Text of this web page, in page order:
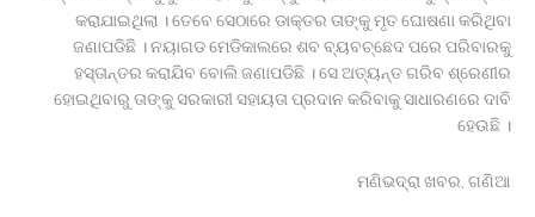
କରାଯାଇଥିଲା । ତେବେ ସେଠାରେ ଡାକ୍ତର ତାଙ୍କୁ ମୃତ ଘୋଷଣା କରିଥିବା
ଜଣାପଡିଛି । ନୟାଗଡ ମେଡିକାଲରେ ଶବ ବ୍ୟବଚ୍ଛେଦ ପରେ ପରିବାରକୁ
ହସ୍ତାନ୍ତର କରାଯିବ ବୋଲି ଜଣାପଡିଛି । ସେ ଅତ୍ୟନ୍ତ ଗରିବ ଶ୍ରେଣୀର
ହୋଇଥିବାରୁ ତାଙ୍କୁ ସରକାରୀ ସହାୟତା ପ୍ରଦାନ କରିବାକୁ ସାଧାରଣରେ ଦାବି
ହେଉଛି ।
ମଣିଭଦ୍ରା ଖବର, ଗଣିଆ